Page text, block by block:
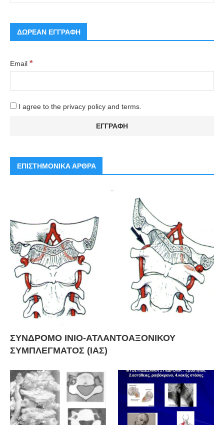
ΔΩΡΕΑΝ ΕΓΓΡΑΦΗ
Email *
I agree to the privacy policy and terms.
ΕΠΙΣΤΗΜΟΝΙΚΑ ΑΡΘΡΑ
ΣΥΝΔΡΟΜΟ ΙΝΙΟ-ΑΤΛΑΝΤΟΑΞΟΝΙΚΟΥ
ΣΥΜΠΛΕΓΜΑΤΟΣ (ΙΑΣ)